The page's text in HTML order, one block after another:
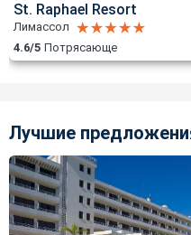
St. Raphael Resort
Лимассол
4.6/5 Потрясающе
Лучшие